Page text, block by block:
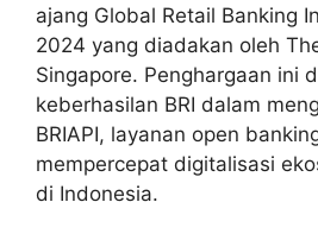
ajang Global Retail Banking
2024 yang diadakan oleh
Singapore. Penghargaan ini
keberhasilan BRI dalam
BRIAPI, layanan open
mempercepat digitalisasi
di Indonesia.